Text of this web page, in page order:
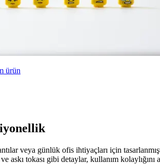
ürün
veya günlük ofis ihtiyaçları için
askı tokası gibi detaylar, kullanım kolaylığını